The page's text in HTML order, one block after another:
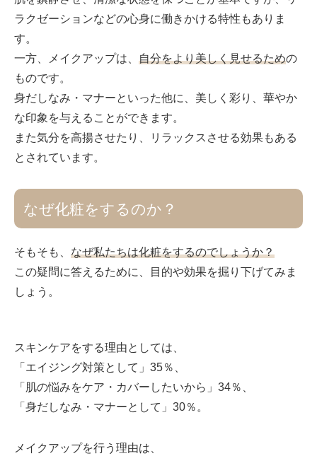
ラクゼーションなどの心身に働きかける特性もありま
す。
一方、メイクアップは、 自分をより美しく見せるための
ものです。
身だしなみ・マナーといった他に、美しく彩り、華やか
な印象を与えることができます。
また気分を高揚させたり、リラックスさせる効果もある
とされています。
なぜ化粧をするのか？
そもそも、 なぜ私たちは化粧をするのでしょうか？
この疑問に答えるために、目的や効果を掘り下げてみま
しょう。
スキンケアをする理由としては、
「エイジング対策として」35％、
「肌の悩みをケア・カバーしたいから」34％、
「身だしなみ・マナーとして」30％。
メイクアップを行う理由は、